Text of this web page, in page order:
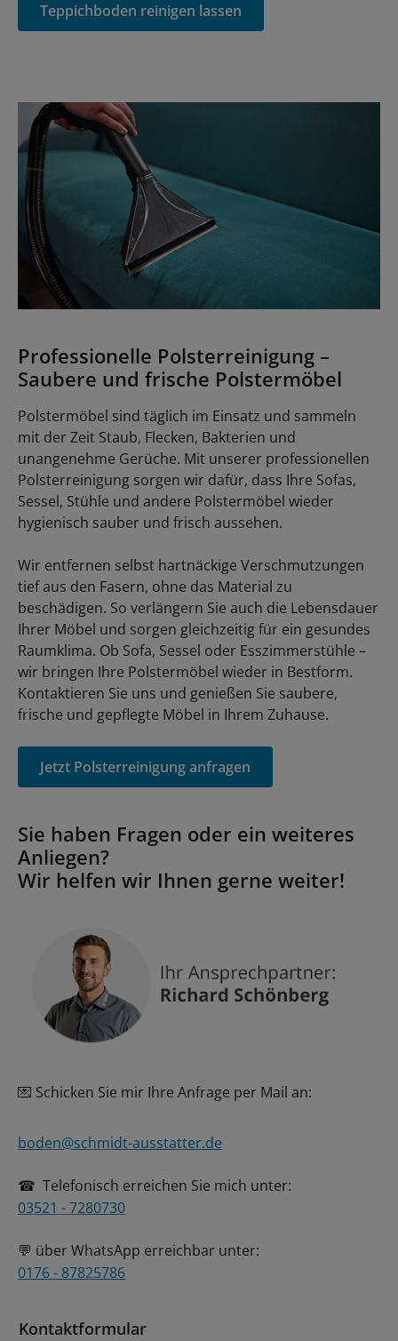
Teppichboden reinigen lassen
Professionelle Polsterreinigung –
Saubere und frische Polstermöbel
Polstermöbel sind täglich im Einsatz und sammeln
mit der Zeit Staub, Flecken, Bakterien und
unangenehme Gerüche. Mit unserer professionellen
Polsterreinigung sorgen wir dafür, dass Ihre Sofas,
Sessel, Stühle und andere Polstermöbel wieder
hygienisch sauber und frisch aussehen.
Wir entfernen selbst hartnäckige Verschmutzungen
tief aus den Fasern, ohne das Material zu
beschädigen. So verlängern Sie auch die Lebensdauer
Ihrer Möbel und sorgen gleichzeitig für ein gesundes
Raumklima. Ob Sofa, Sessel oder Esszimmerstühle –
wir bringen Ihre Polstermöbel wieder in Bestform.
Kontaktieren Sie uns und genießen Sie saubere,
frische und gepflegte Möbel in Ihrem Zuhause.
Jetzt Polsterreinigung anfragen
Sie haben Fragen oder ein weiteres
Anliegen?
Wir helfen wir Ihnen gerne weiter!
💌 Schicken Sie mir Ihre Anfrage per Mail an:
boden@schmidt-ausstatter.de
☎ Telefonisch erreichen Sie mich unter:
03521 - 7280730
💬 über WhatsApp erreichbar unter:
0176 - 87825786
Kontaktformular